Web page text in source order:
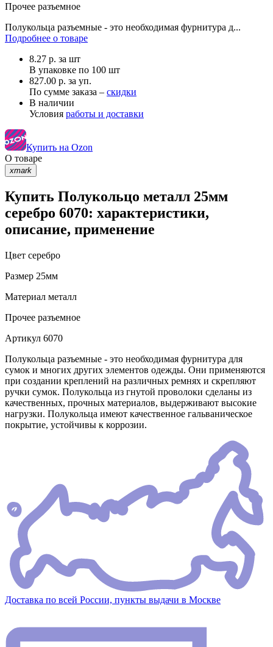
Прочее разъемное
Полукольца разъемные - это необходимая фурнитура д...
Подробнее о товаре
8.27 р. за шт
В упаковке по 100 шт
827.00 р. за уп.
По сумме заказа – скидки
В наличии
Условия работы и доставки
Купить на Ozon
О товаре
xmark
Купить Полукольцо металл 25мм
серебро 6070: характеристики,
описание, применение
Цвет серебро
Размер 25мм
Материал металл
Прочее разъемное
Артикул 6070
Полукольца разъемные - это необходимая фурнитура для
сумок и многих других элементов одежды. Они применяются
при создании креплений на различных ремнях и скрепляют
ручки сумок. Полукольца из гнутой проволоки сделаны из
качественных, прочных материалов, выдерживают высокие
нагрузки. Полукольца имеют качественное гальваническое
покрытие, устойчивы к коррозии.
Доставка по всей России, пункты выдачи в Москве